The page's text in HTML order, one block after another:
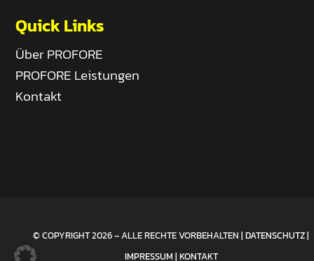
Quick Links
Über PROFORE
PROFORE Leistungen
Kontakt
© COPYRIGHT 2026 – ALLE RECHTE VORBEHALTEN | DATENSCHUTZ|
IMPRESSUM | KONTAKT